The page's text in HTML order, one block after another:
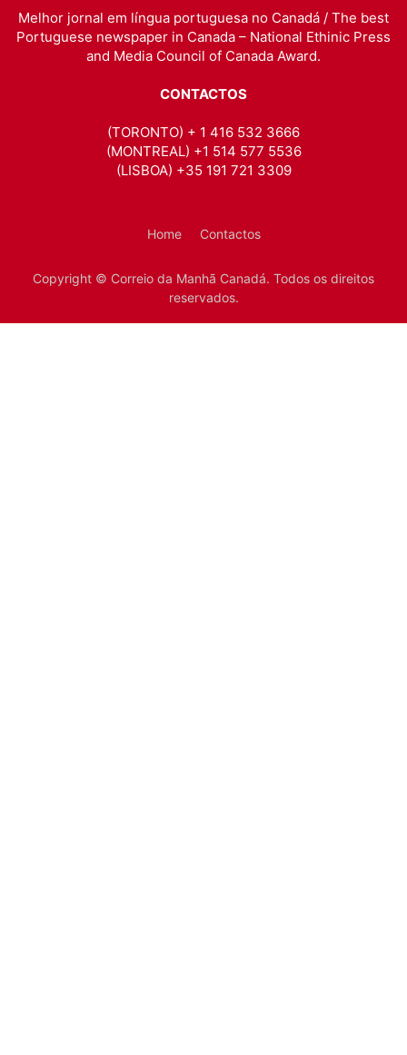
Melhor jornal em língua portuguesa no Canadá / The best
Portuguese newspaper in Canada – National Ethinic Press
and Media Council of Canada Award.
CONTACTOS
(TORONTO) + 1 416 532 3666
(MONTREAL) +1 514 577 5536
(LISBOA) +35 191 721 3309
Home Contactos
Copyright © Correio da Manhã Canadá. Todos os direitos
reservados.